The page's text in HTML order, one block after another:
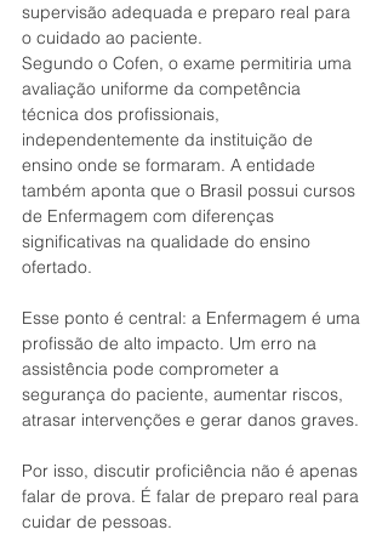
supervisão adequada e preparo real para
o cuidado ao paciente.
Segundo o Cofen, o exame permitiria uma
avaliação uniforme da competência
técnica dos profissionais,
independentemente da instituição de
ensino onde se formaram. A entidade
também aponta que o Brasil possui cursos
de Enfermagem com diferenças
significativas na qualidade do ensino
ofertado.
Esse ponto é central: a Enfermagem é uma
profissão de alto impacto. Um erro na
assistência pode comprometer a
segurança do paciente, aumentar riscos,
atrasar intervenções e gerar danos graves.
Por isso, discutir proficiência não é apenas
falar de prova. É falar de preparo real para
cuidar de pessoas.